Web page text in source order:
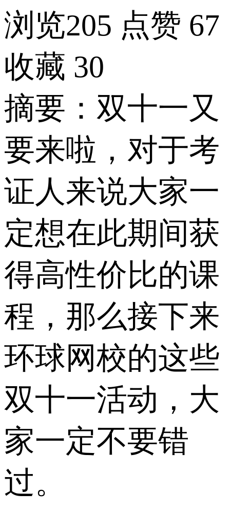
浏览205 点赞 67
收藏 30
摘要：双十一又
要来啦，对于考
证人来说大家一
定想在此期间获
得高性价比的课
程，那么接下来
环球网校的这些
双十一活动，大
家一定不要错
过。